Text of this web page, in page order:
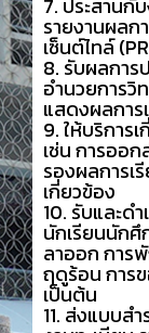
7. ประสานกั
รายงานผลก
เซ็นต์ไทล์
8. รับผลการ
อำนวยการวิ
แสดงผลการ
9. ให้บริการ
เช่น การออก
รองผลการเ
เกี่ยวข้อง
10. รับและด
นักเรียนนักศึ
ลาออก การ
ฤดูร้อน การ
เป็นต้น
11. ส่งแบบส